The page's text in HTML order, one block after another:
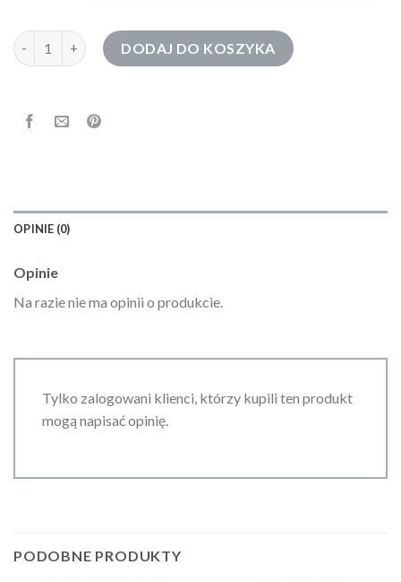
ilość bluza 4f męskaDODAJ DO KOSZYKA
OPINIE (0)
Opinie
Na razie nie ma opinii o produkcie.
Tylko zalogowani klienci, którzy kupili ten produkt
mogą napisać opinię.
PODOBNE PRODUKTY